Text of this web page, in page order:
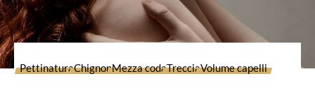
PettinaturaChignonMezza codaTrecciaVolume capelli